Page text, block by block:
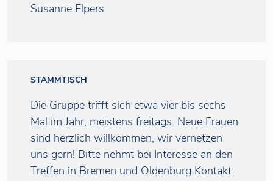
Susanne Elpers
STAMMTISCH
Die Gruppe trifft sich etwa vier bis sechs
Mal im Jahr, meistens freitags. Neue Frauen
sind herzlich willkommen, wir vernetzen
uns gern! Bitte nehmt bei Interesse an den
Treffen in Bremen und Oldenburg Kontakt